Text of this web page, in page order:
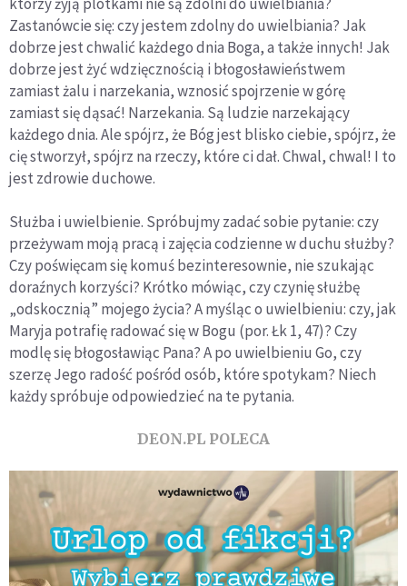
Zastanówcie się: czy jestem zdolny do uwielbiania? Jak
dobrze jest chwalić każdego dnia Boga, a także innych! Jak
dobrze jest żyć wdzięcznością i błogosławieństwem
zamiast żalu i narzekania, wznosić spojrzenie w górę
zamiast się dąsać! Narzekania. Są ludzie narzekający
każdego dnia. Ale spójrz, że Bóg jest blisko ciebie, spójrz, że
cię stworzył, spójrz na rzeczy, które ci dał. Chwal, chwal! I to
jest zdrowie duchowe.
Służba i uwielbienie. Spróbujmy zadać sobie pytanie: czy
przeżywam moją pracą i zajęcia codzienne w duchu służby?
Czy poświęcam się komuś bezinteresownie, nie szukając
doraźnych korzyści? Krótko mówiąc, czy czynię służbę
„odskocznią” mojego życia? A myśląc o uwielbieniu: czy, jak
Maryja potrafię radować się w Bogu (por. Łk 1, 47)? Czy
modlę się błogosławiąc Pana? A po uwielbieniu Go, czy
szerzę Jego radość pośród osób, które spotykam? Niech
każdy spróbuje odpowiedzieć na te pytania.
DEON.PL POLECA